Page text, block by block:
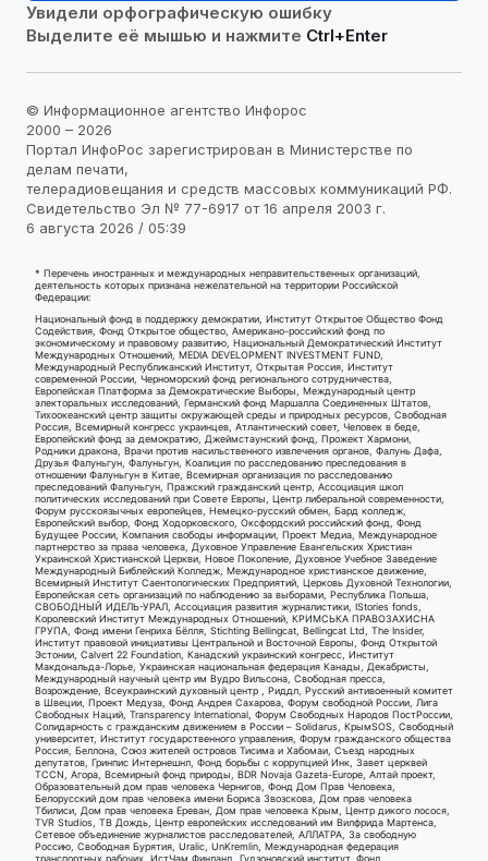
Увидели орфографическую ошибку
Выделите её мышью и нажмите Ctrl+Enter
© Информационное агентство Инфорос
2000 – 2026
Портал ИнфоРос зарегистрирован в Министерстве по
делам печати,
телерадиовещания и средств массовых коммуникаций РФ.
Свидетельство Эл № 77-6917 от 16 апреля 2003 г.
6 августа 2026 / 05:39